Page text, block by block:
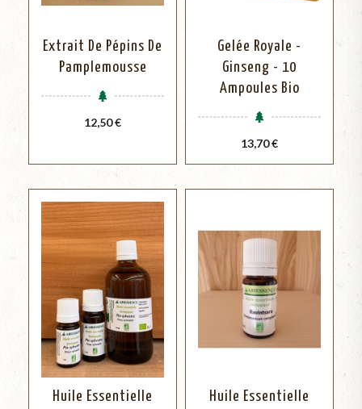
Extrait De Pépins De
Pamplemousse
Prix
12,50 €
Gelée Royale -
Ginseng - 10
Ampoules Bio
Prix
13,70 €
Huile Essentielle
Huile Essentielle